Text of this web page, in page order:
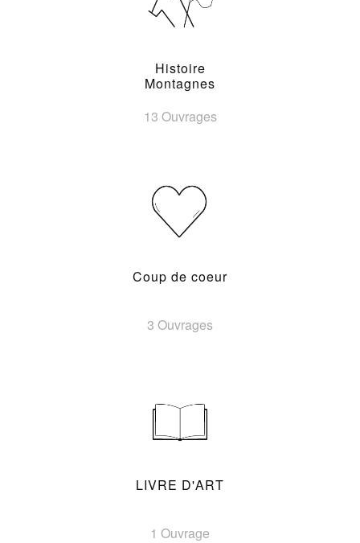
Histoire
Montagnes
13 Ouvrages
Coup de coeur
3 Ouvrages
LIVRE D'ART
1 Ouvrage